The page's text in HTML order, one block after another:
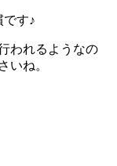
です♪
われるようなの
いね。